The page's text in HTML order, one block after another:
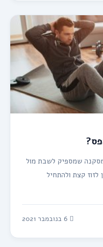
שמספיק לשבת מול
לזוז קצת ולהתחיל